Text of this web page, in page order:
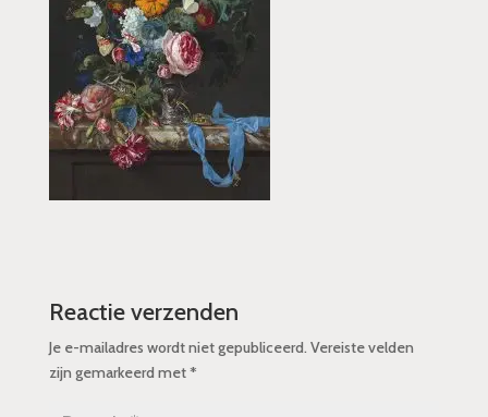
Reactie verzenden
Je e-mailadres wordt niet gepubliceerd. Vereiste velden
zijn gemarkeerd met*